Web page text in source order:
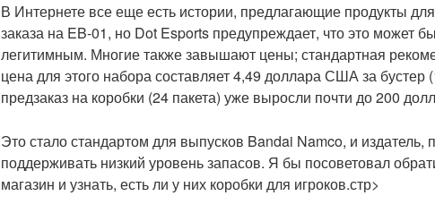
В Интернете все еще есть истории, предлагающие продукты
заказа на EB-01, но Dot Esports предупреждает, что это может
легитимным. Многие также завышают цены; стандартная
цена для этого набора составляет 4,49 доллара США за бустер
предзаказ на коробки (24 пакета) уже выросли почти до 200
Это стало стандартом для выпусков Bandai Namco, и издатель,
поддерживать низкий уровень запасов. Я бы посоветовал
магазин и узнать, есть ли у них коробки для игроков.стр>